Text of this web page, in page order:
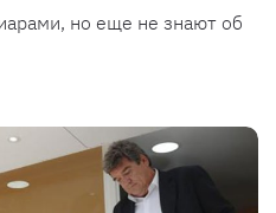
но еще не знают об